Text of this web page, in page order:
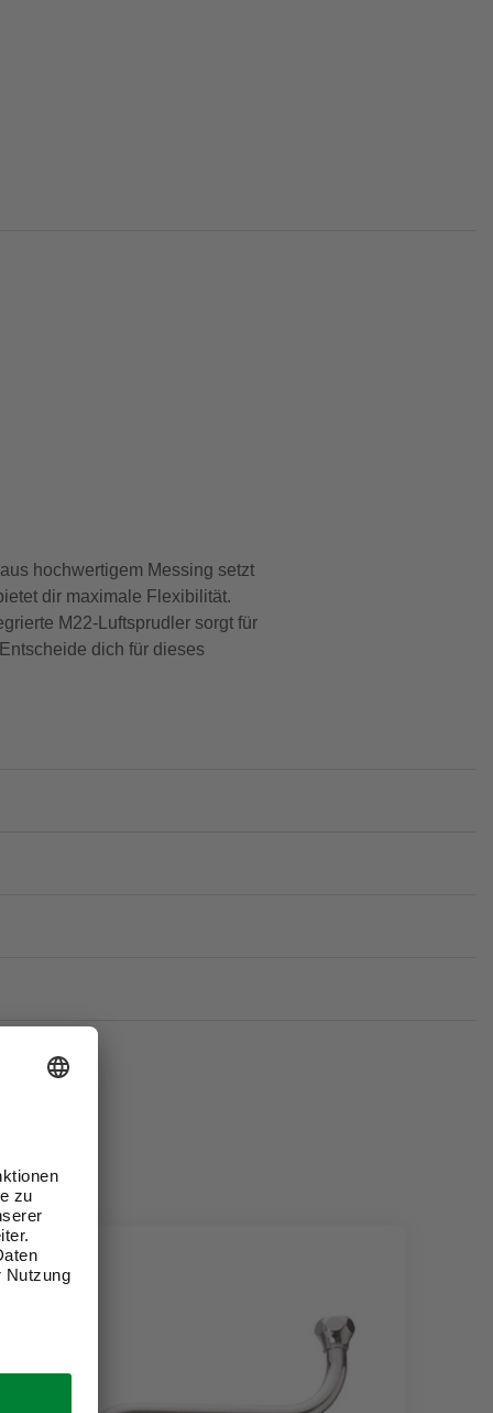
hochwertigem Messing setzt
dir maximale Flexibilität.
M22-Luftsprudler sorgt für
dich für dieses